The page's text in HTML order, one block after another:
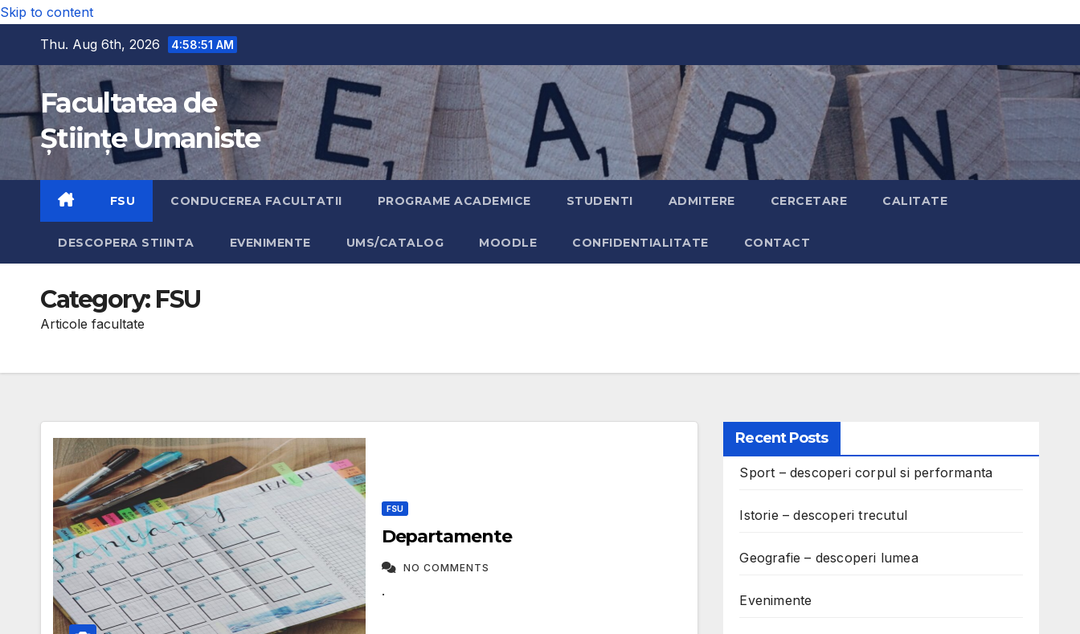
Skip to content
Thu. Aug 6th, 2026
4:58:51 AM
Facultatea de
Științe Umaniste
FSU CONDUCEREA FACULTATII PROGRAME ACADEMICE STUDENTI ADMITERE CERCETARE CALITATE
DESCOPERA STIINTA EVENIMENTE UMS/CATALOG MOODLE CONFIDENTIALITATE CONTACT
Category: FSU
Articole facultate
FSU
Departamente
NO COMMENTS
.
Recent Posts
Sport – descoperi corpul si performanta
Istorie – descoperi trecutul
Geografie – descoperi lumea
Evenimente